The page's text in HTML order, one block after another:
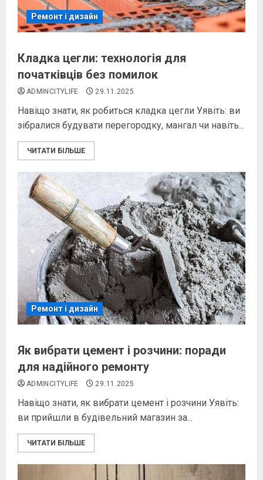
Ремонт і дизайн
Кладка цегли: технологія для
початківців без помилок
ADMINCITYLIFE 29.11.2025
Навіщо знати, як робиться кладка цегли Уявіть: ви
зібралися будувати перегородку, мангал чи навіть...
ЧИТАТИ БІЛЬШЕ
Ремонт і дизайн
Як вибрати цемент і розчини: поради
для надійного ремонту
ADMINCITYLIFE 29.11.2025
Навіщо знати, як вибрати цемент і розчини Уявіть:
ви прийшли в будівельний магазин за...
ЧИТАТИ БІЛЬШЕ